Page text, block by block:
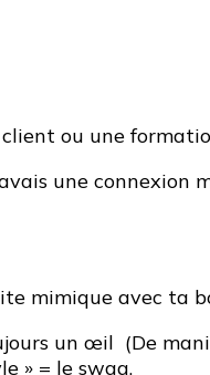
ou une
une
mimique avec
un œil (De
» = le swag.